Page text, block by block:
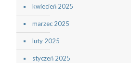
kwiecień 2025
marzec 2025
luty 2025
styczeń 2025